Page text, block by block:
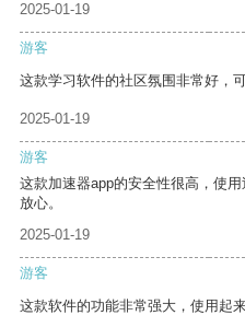
2025-01-19
游客
这款学习软件的社区氛围非常好，
2025-01-19
游客
这款加速器app的安全性很高，使
放心。
2025-01-19
游客
这款软件的功能非常强大，使用起来